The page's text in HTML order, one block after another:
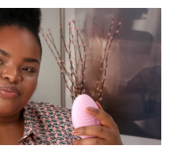
11/8/26
Oczekiwany czas dostawy
Oczekiwany czas dostawy
Oczekiwany czas dostawy